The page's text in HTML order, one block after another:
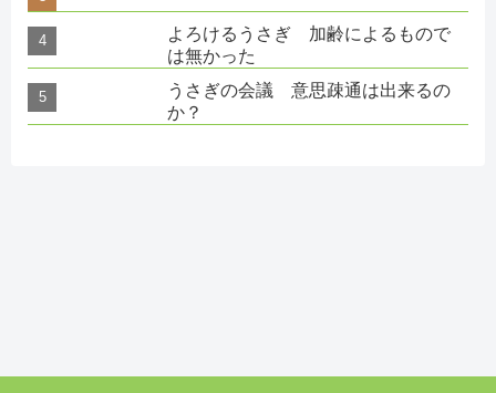
よろけるうさぎ 加齢によるもので
は無かった
うさぎの会議 意思疎通は出来るの
か？